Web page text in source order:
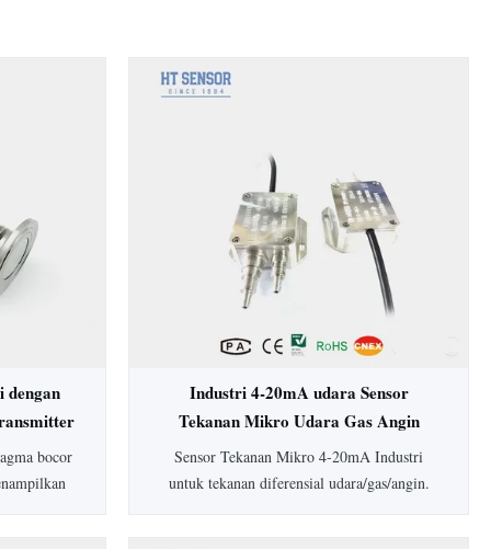
dengan
bocor
Industri 4-20mA udara Sensor
Tekanan Mikro Udara Gas Angin
Differensial Tekanan Transmitter
Sensor Tekanan Mikro 4-20mA Industri
untuk tekanan diferensial udara/gas/angin.